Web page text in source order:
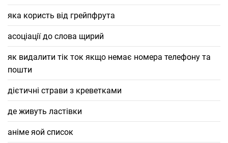
яка користь від грейпфрута
асоціації до слова щирий
як видалити тік ток якщо немає номера телефону та
пошти
дієтичні страви з креветками
де живуть ластівки
аніме яой список